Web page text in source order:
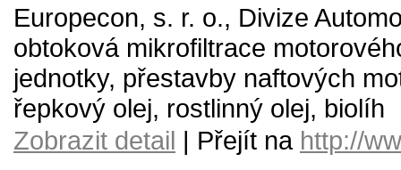
Europecon, s. r. o., Divize
obtoková mikrofiltrace
jednotky, přestavby naftových
řepkový olej, rostlinný olej, biolíh
Zobrazit detail | Přejít na http://